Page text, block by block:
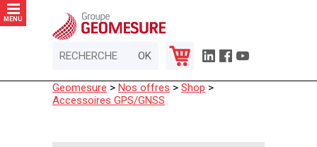
MENU
Geomesure > Nos offres > Shop >
Accessoires GPS/GNSS
Panneau de gestion des cookies